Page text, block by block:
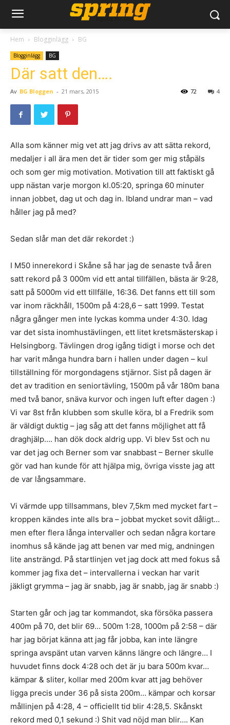
Hem Blogginlägg BG
Blogginlägg BG
Där satt den….
Av BG Bloggen - 21 mars, 2015 4
72
Alla som känner mig vet att jag drivs av att sätta rekord,
medaljer i all ära men det är tider som ger mig ståpäls
och som ger mig motivation. Motivation till att faktiskt gå
upp nästan varje morgon kl.05:20, springa 60 minuter
innan jobbet, dag ut och dag in. Ibland undrar man – vad
håller jag på med?
Sedan slår man det där rekordet :)
I M50 innerekord i Skåne så har jag de senaste två åren
satt rekord på 3 000m vid ett antal tillfällen, bästa är 9:28,
satt på 5000m vid ett tillfälle, 16:36. Det fanns ett till som
var inom räckhåll, 1500m på 4:28,6 – satt 1999. Testat
några gånger men inte lyckas komma under 4:30. Idag
var det sista inomhustävlingen, ett litet kretsmästerskap i
Helsingborg. Tävlingen drog igång tidigt i morse och det
har varit många hundra barn i hallen under dagen – kul
tillställning för morgondagens stjärnor. Sist på dagen är
det av tradition en seniortävling, 1500m på vår 180m bana
med två banor, snäva kurvor och ingen luft efter dagen :)
Vi var 8st från klubben som skulle köra, bl a Fredrik som
är väldigt duktig – jag såg att det fanns möjlighet att få
draghjälp…. han dök dock aldrig upp. Vi blev 5st och nu
var det jag och Berner som var snabbast – Berner skulle
gör vad han kunde för att hjälpa mig, övriga visste jag att
de var långsammare.
Vi värmde upp tillsammans, blev 7,5km med mycket fart –
kroppen kändes inte alls bra – jobbat mycket sovit dåligt…
men efter flera långa intervaller och sedan några kortare
inomhus så kände jag att benen var med mig, andningen
lite ansträngd. På startlinjen vet jag dock att med fokus så
kommer jag fixa det – intervallerna i veckan har varit
jäkligt grymma – jag är snabb, jag är snabb, jag är snabb :)
Starten går och jag tar kommandot, ska försöka passera
400m på 70, det blir 69… 500m 1:28, 1000m på 2:58 – där
har jag börjat känna att jag får jobba, kan inte längre
springa avspänt utan varven känns längre och längre… I
huvudet finns dock 4:28 och det är ju bara 500m kvar…
kämpar & sliter, kollar med 200m kvar att jag behöver
ligga precis under 36 på sista 200m… kämpar och korsar
mållinjen på 4:28, 4 – officiellt tid blir 4:28,5. Skånskt
rekord med 0,1 sekund :) Shit vad nöjd man blir…. Kan